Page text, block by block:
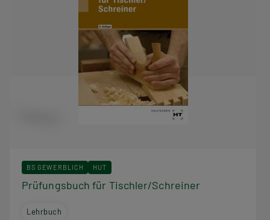
BS GEWERBLICH HUT
Prüfungsbuch für Tischler/Schreiner
Lehrbuch